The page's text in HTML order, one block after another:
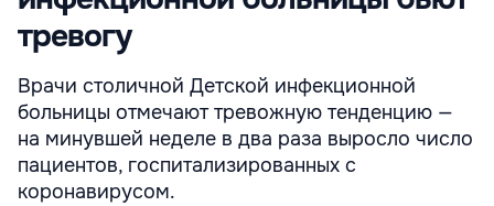
тревогу
Врачи столичной Детской инфекционной
больницы отмечают тревожную тенденцию —
на минувшей неделе в два раза выросло число
пациентов, госпитализированных с
коронавирусом.